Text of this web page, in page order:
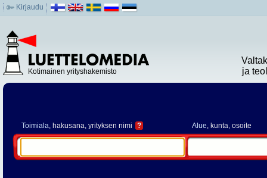
Kirjaudu
Kotimainen yrityshakemisto
ja
Toimiala, hakusana, yrityksen nimi ? Alue, kunta, osoite